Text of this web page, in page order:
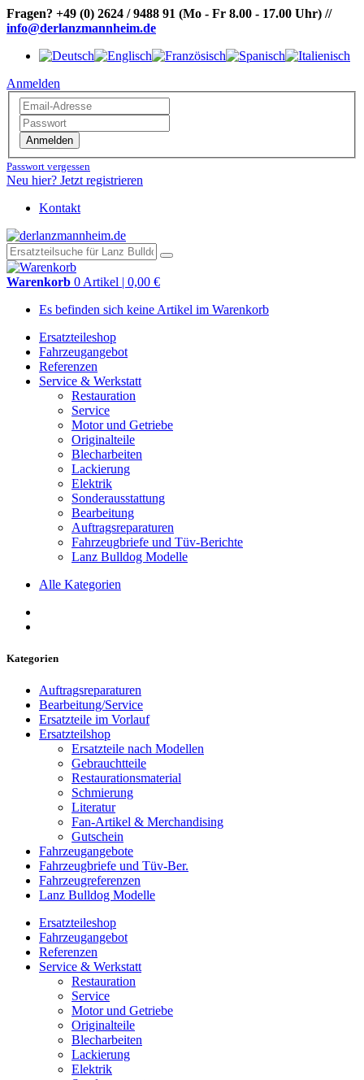
Fragen? +49 (0) 2624 / 9488 91 (Mo - Fr 8.00 - 17.00 Uhr) //
info@derlanzmannheim.de
Anmelden
Anmelden
Passwort vergessen
Neu hier? Jetzt registrieren
Kontakt
Warenkorb 0 Artikel | 0,00 €
Es befinden sich keine Artikel im Warenkorb
Ersatzteileshop
Fahrzeugangebot
Referenzen
Service & Werkstatt
Restauration
Service
Motor und Getriebe
Originalteile
Blecharbeiten
Lackierung
Elektrik
Sonderausstattung
Bearbeitung
Auftragsreparaturen
Fahrzeugbriefe und Tüv-Berichte
Lanz Bulldog Modelle
Alle Kategorien
Kategorien
Auftragsreparaturen
Bearbeitung/Service
Ersatzteile im Vorlauf
Ersatzteilshop
Ersatzteile nach Modellen
Gebrauchtteile
Restaurationsmaterial
Schmierung
Literatur
Fan-Artikel & Merchandising
Gutschein
Fahrzeugangebote
Fahrzeugbriefe und Tüv-Ber.
Fahrzeugreferenzen
Lanz Bulldog Modelle
Ersatzteileshop
Fahrzeugangebot
Referenzen
Service & Werkstatt
Restauration
Service
Motor und Getriebe
Originalteile
Blecharbeiten
Lackierung
Elektrik